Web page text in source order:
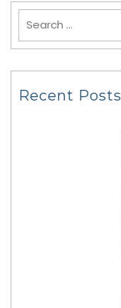
Recent Posts